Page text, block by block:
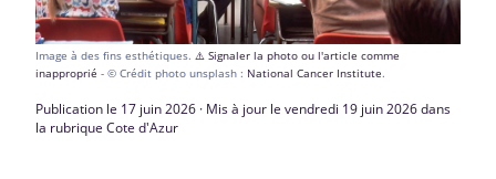
Image à des fins esthétiques. ⚠️ Signaler la photo ou l'article comme
inapproprié - © Crédit photo unsplash : National Cancer Institute.
Publication le 17 juin 2026 · Mis à jour le vendredi 19 juin 2026 dans
la rubrique Cote d'Azur